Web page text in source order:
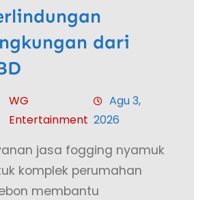
dari
WG
Entertainment
Agu 3,
2026
jasa fogging nyamuk
komplek perumahan
membantu